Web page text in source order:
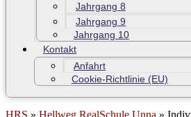
Jahrgang 8
Jahrgang 9
Jahrgang 10
Kontakt
Anfahrt
Cookie-Richtlinie (EU)
HRS » Hellweg RealSchule Unna »